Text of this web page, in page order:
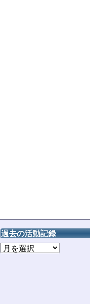
過去の活動記録